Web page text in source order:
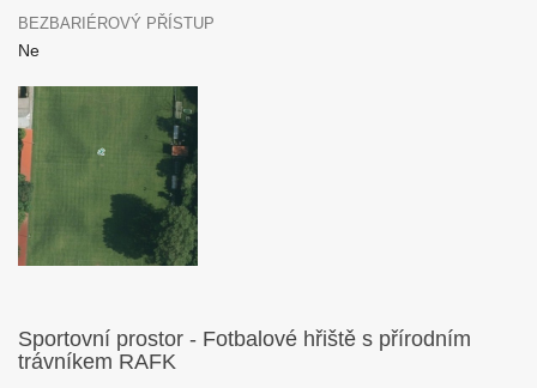
BEZBARIÉROVÝ PŘÍSTUP
Ne
Sportovní prostor - Fotbalové hřiště s přírodním
trávníkem RAFK